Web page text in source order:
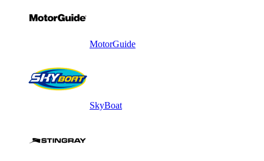
MotorGuide
SkyBoat